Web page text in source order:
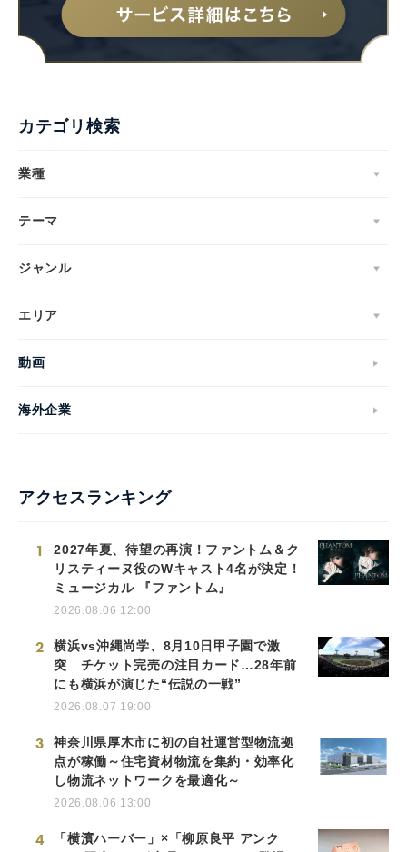
カテゴリ検索
業種
テーマ
ジャンル
エリア
動画
海外企業
アクセスランキング
1
2027年夏、待望の再演！ファントム＆ク
リスティーヌ役のWキャスト4名が決定！
ミュージカル 『ファントム』
2026.08.06 12:00
2
横浜vs沖縄尚学、8月10日甲子園で激
突 チケット完売の注目カード…28年前
にも横浜が演じた“伝説の一戦”
2026.08.07 19:00
3
神奈川県厚木市に初の自社運営型物流拠
点が稼働～住宅資材物流を集約・効率化
し物流ネットワークを最適化～
2026.08.06 13:00
4
「横濱ハーバー」×「柳原良平 アンク